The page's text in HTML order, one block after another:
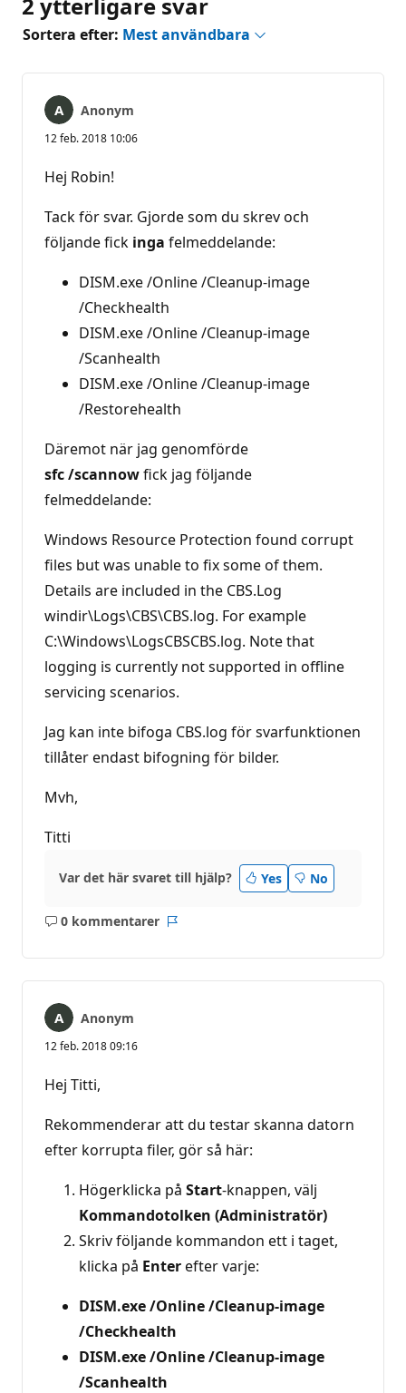
Sortera efter: Mest användbara
Anonym
12 feb. 2018 10:06
Hej Robin!
Tack för svar. Gjorde som du skrev och
följande fick inga felmeddelande:
DISM.exe /Online /Cleanup-image
/Checkhealth
DISM.exe /Online /Cleanup-image
/Scanhealth
DISM.exe /Online /Cleanup-image
/Restorehealth
Däremot när jag genomförde
sfc /scannowfick jag följande
felmeddelande:
Windows Resource Protection found corrupt
files but was unable to fix some of them.
Details are included in the CBS.Log
windir\Logs\CBS\CBS.log. For example
C:\Windows\LogsCBSCBS.log. Note that
logging is currently not supported in offline
servicing scenarios.
Jag kan inte bifoga CBS.log för svarfunktionen
tillåter endast bifogning för bilder.
Mvh,
Titti
Var det här svaret till hjälp? Yes No
0 kommentarer
Inga
Anonym
12 feb. 2018 09:16
Hej Titti,
Rekommenderar att du testar skanna datorn
efter korrupta filer, gör så här:
Högerklicka på Start-knappen, välj
Kommandotolken (Administratör)
Skriv följande kommandon ett i taget,
klicka på Enterefter varje:
DISM.exe /Online /Cleanup-image
/Checkhealth
DISM.exe /Online /Cleanup-image
/Scanhealth